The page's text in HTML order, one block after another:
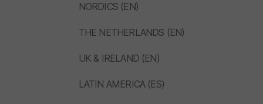
NORDICS (EN)
THE NETHERLANDS (EN)
UK & IRELAND (EN)
LATIN AMERICA (ES)